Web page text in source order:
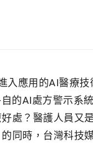
入應用的AI醫療
的AI處方警示系
處？醫護人員又
同時，台灣科技